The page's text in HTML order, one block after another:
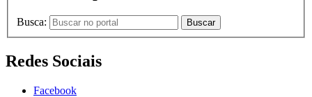
Busca: Buscar
Redes Sociais
Facebook